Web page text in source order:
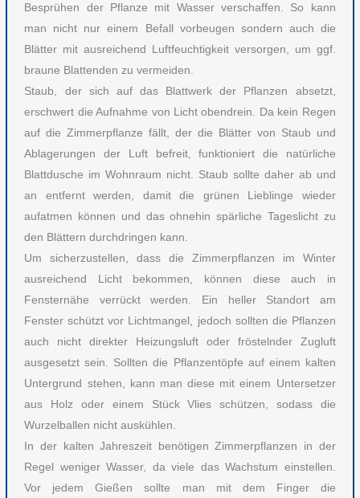
Besprühen der Pflanze mit Wasser verschaffen. So kann
man nicht nur einem Befall vorbeugen sondern auch die
Blätter mit ausreichend Luftfeuchtigkeit versorgen, um ggf.
braune Blattenden zu vermeiden.
Staub, der sich auf das Blattwerk der Pflanzen absetzt,
erschwert die Aufnahme von Licht obendrein. Da kein Regen
auf die Zimmerpflanze fällt, der die Blätter von Staub und
Ablagerungen der Luft befreit, funktioniert die natürliche
Blattdusche im Wohnraum nicht. Staub sollte daher ab und
an entfernt werden, damit die grünen Lieblinge wieder
aufatmen können und das ohnehin spärliche Tageslicht zu
den Blättern durchdringen kann.
Um sicherzustellen, dass die Zimmerpflanzen im Winter
ausreichend Licht bekommen, können diese auch in
Fensternähe verrückt werden. Ein heller Standort am
Fenster schützt vor Lichtmangel, jedoch sollten die Pflanzen
auch nicht direkter Heizungsluft oder fröstelnder Zugluft
ausgesetzt sein. Sollten die Pflanzentöpfe auf einem kalten
Untergrund stehen, kann man diese mit einem Untersetzer
aus Holz oder einem Stück Vlies schützen, sodass die
Wurzelballen nicht auskühlen.
In der kalten Jahreszeit benötigen Zimmerpflanzen in der
Regel weniger Wasser, da viele das Wachstum einstellen.
Vor jedem Gießen sollte man mit dem Finger die